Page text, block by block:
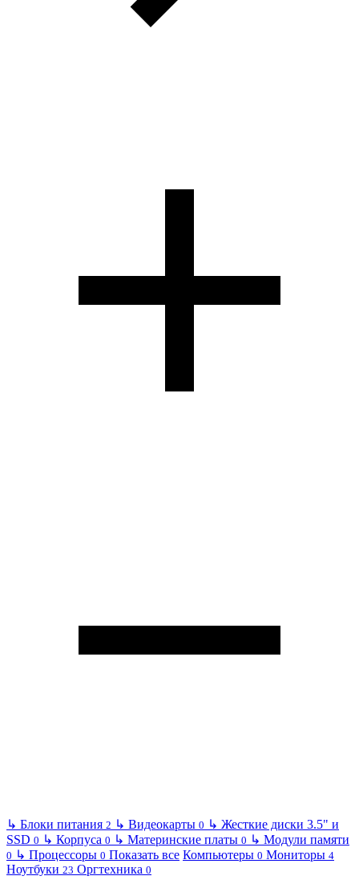
↳ Блоки питания 2 ↳ Видеокарты 0 ↳ Жесткие диски 3.5" и
SSD 0 ↳ Корпуса 0 ↳ Материнские платы 0 ↳ Модули памяти
0 ↳ Процессоры 0 Показать все Компьютеры 0 Мониторы 4
Ноутбуки 23 Оргтехника 0